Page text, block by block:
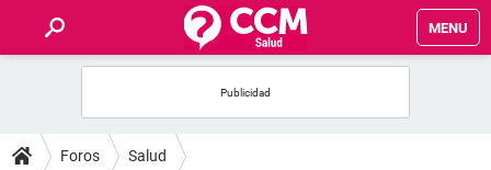
MENU
FOROS
Foros Salud